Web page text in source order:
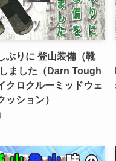
ぶりに 登山装備（靴
ました（Darn Tough
クロクルーミッドウェ
ッション）